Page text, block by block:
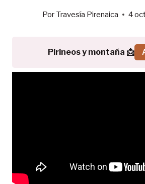
Por Travesía Pirenaica 4
Pirineos y montaña 📩